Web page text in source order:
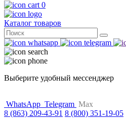
0
Каталог товаров
Поиск
for:
Выберите удобный мессенджер
WhatsApp Telegram Max
8 (863) 209-43-91 8 (800) 351-19-05